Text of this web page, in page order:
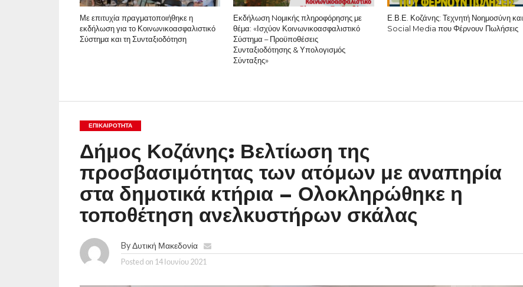
Με επιτυχία πραγματοποιήθηκε η
εκδήλωση για το Κοινωνικοασφαλιστικό
Σύστημα και τη Συνταξιοδότηση
Εκδήλωση Nομικής πληροφόρησης με
θέμα: «Ισχύον Κοινωνικοασφαλιστικό
Σύστημα – Προϋποθέσεις
Συνταξιοδότησης & Υπολογισμός
Σύνταξης»
Ε.Β.Ε. Κοζάνης: Τεχνητή Νοημοσύνη και
Social Media που Φέρνουν Πωλήσεις
ΕΠΙΚΑΙΡΟΤΗΤΑ
Δήμος Κοζάνης: Βελτίωση της
προσβασιμότητας των ατόμων με αναπηρία
στα δημοτικά κτήρια – Ολοκληρώθηκε η
τοποθέτηση ανελκυστήρων σκάλας
ByΔυτική Μακεδονία
Posted on 14 Ιουνίου 2021